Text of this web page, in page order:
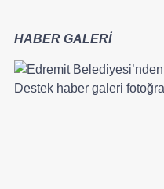
HABER GALERİ